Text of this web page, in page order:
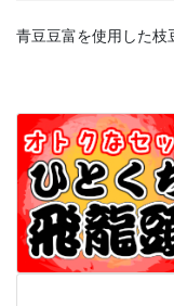
青豆豆富を使用した枝